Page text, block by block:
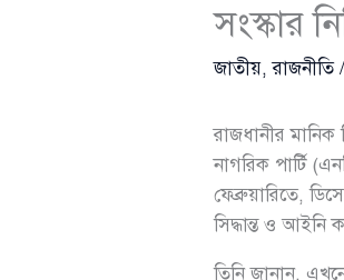
সংস্কার
জাতীয়,রাজনীতি/
রাজধানীর মানিক
নাগরিক পার্টি
ফেব্রুয়ারিতে,
সিদ্ধান্ত ও আইনি
তিনি জানান,